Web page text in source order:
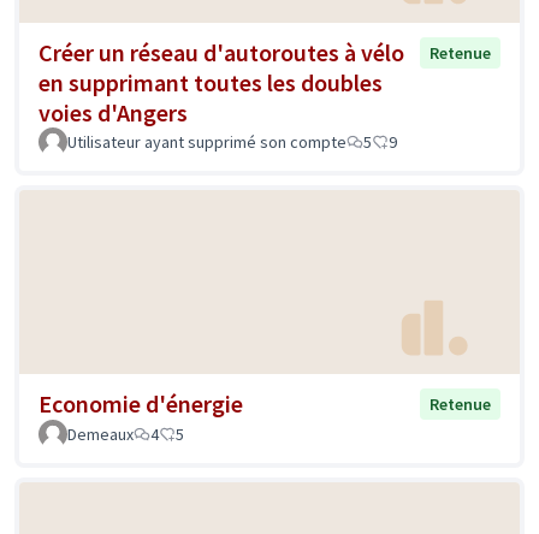
Créer un réseau d'autoroutes à vélo
en supprimant toutes les doubles
voies d'Angers
Retenue
Utilisateur ayant supprimé son compte 5 9
Economie d'énergie
Retenue
Demeaux
4 5